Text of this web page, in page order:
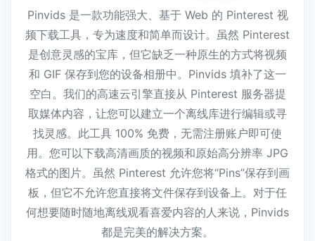
Pinvids 是一款功能强大、基于 Web 的 Pinterest 视
频下载工具，专为速度和简单而设计。虽然 Pinterest
是创意灵感的宝库，但它缺乏一种原生的方式将视频
和 GIF 保存到您的设备相册中。Pinvids 填补了这一
空白。我们的高速云引擎直接从 Pinterest 服务器提
取媒体内容，让您可以建立一个离线库进行编辑或寻
找灵感。此工具 100% 免费，无需注册账户即可使
用。您可以下载高清画质的视频和原始高分辨率 JPG
格式的图片。虽然 Pinterest 允许您将“Pins”保存到画
板，但它不允许您直接将文件保存到设备上。对于任
何想要随时随地离线观看喜爱内容的人来说，Pinvids
都是完美的解决方案。